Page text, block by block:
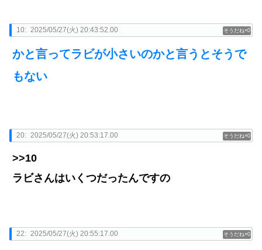
0
10: 2025/05/27(火) 20:43:52.00
かと言ってラビが小さいのかと言うとそうで
もない
0
20: 2025/05/27(火) 20:53:17.00
>>10
ラビさんはいくつだったんですの
0
22: 2025/05/27(火) 20:55:17.00